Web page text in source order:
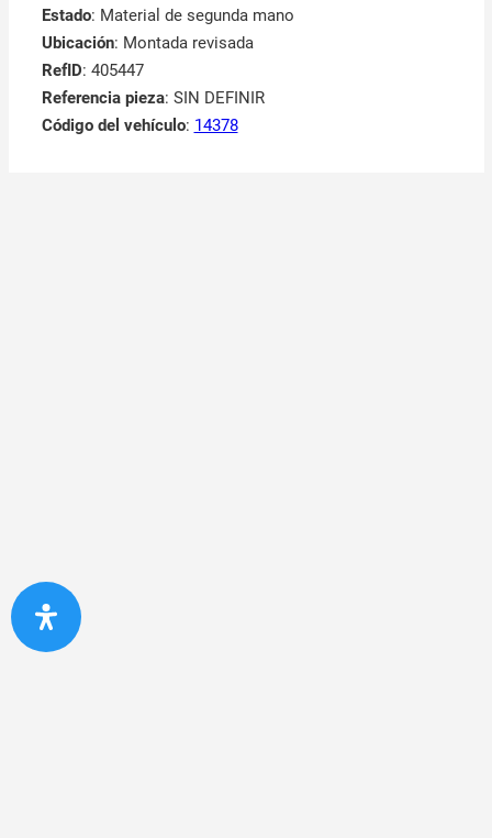
Estado: Material de segunda mano
Ubicación: Montada revisada
RefID: 405447
Referencia pieza: SIN DEFINIR
Código del vehículo: 14378